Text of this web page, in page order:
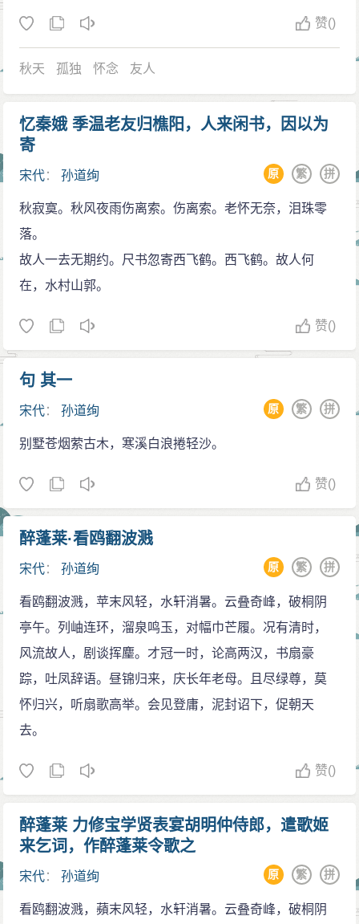
落花留不住。红蜂翠蝶闲飞舞。明日柳营江上路。云起
传到了他骨子里了。有一位好的母亲，培养出栋梁之才
的儿子，这样的故事其实在古时候还是很多的。如欧阳
修,他“四岁而孤”，母亲郑氏“亲诲之学，家贫，至以荻画
在他背上刺下“精忠报国”的故事，算是家喻户晓的，也使
得他日后成为了一代抗金的爱国英雄。
“等闲老去年华促。只有江梅伴幽独。”其实在宋朝，
虽然女性地位已经不像是唐朝那样高贵了，但对待女性
婚姻上的问题还是很宽容的，宋代的法律在原则上是允
嫁以及嫁娶有夫妇。就是说可以再嫁，绝对不会象明朝
那种“一女不嫁二夫”的严苛的。你看李清照后来不也错嫁
给一个叫张汝舟的？唐婉也被迫和陆游离婚再嫁了？也
许孙道绚的夫家家境富裕，吃穿没有问题。也许是为了
装欢”。别小看“幽独”二字，其实是真正的道出了那种身边
和内心的寂寞与孤独。
“老怀无奈，泪珠零落。”是啊，这种无奈，我们都心
知肚明的。泪水是最懂得主人的心境和情感的，它已经
不再是曾经的那般流出来了，是因为流得太多，就剩下
那么一点点，一点点的泪珠儿往下滴了。
“ 不见。不见。人被绣帘遮断。”当风雨斑驳了青春，
当岁月尘封着记忆，那些再永远看不见的青春，看不见
寞啊寂寞，你曾经陪伴了我多少个日日夜夜？也许每一
和早年的寡居，深深的刺痛着我的心，心中的苦难，人
生的折磨，让我加快了苍老的容颜。
我不知道，为什么每一个才女都会注定着有一个悲
惨的命运？
赞()
秋天 孤独 怀念 友人
忆秦娥 季温老友归樵阳，人来闲书，因以为
寄
宋代：孙道绚 拼
繁
原
秋寂寞。秋风夜雨伤离索。伤离索。老怀无奈，泪珠零
落。
故人一去无期约。尺书忽寄西飞鹤。西飞鹤。故人何
在，水村山郭。
赞()
句 其一
宋代：孙道绚 拼
繁
原
别墅苍烟萦古木，寒溪白浪捲轻沙。
赞()
醉蓬莱·看鸥翻波溅
宋代：孙道绚 拼
繁
原
看鸥翻波溅，苹末风轻，水轩消暑。云叠奇峰，破桐阴
亭午。列岫连环，溜泉鸣玉，对幅巾芒履。况有清时，
风流故人，剧谈挥麈。才冠一时，论高两汉，书扇豪
踪，吐凤辞语。昼锦归来，庆长年老母。且尽绿尊，莫
怀归兴，听扇歌高举。会见登庸，泥封诏下，促朝天
去。
赞()
醉蓬莱 力修宝学贤表宴胡明仲侍郎，遣歌姬
来乞词，作醉蓬莱令歌之
宋代：孙道绚 拼
繁
原
看鸥翻波溅，蘋末风轻，水轩消暑。云叠奇峰，破桐阴